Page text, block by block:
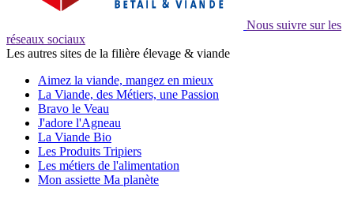
Nous suivre sur les
réseaux sociaux
Les autres sites de la filière élevage & viande
Aimez la viande, mangez en mieux
La Viande, des Métiers, une Passion
Bravo le Veau
J'adore l'Agneau
La Viande Bio
Les Produits Tripiers
Les métiers de l'alimentation
Mon assiette Ma planète